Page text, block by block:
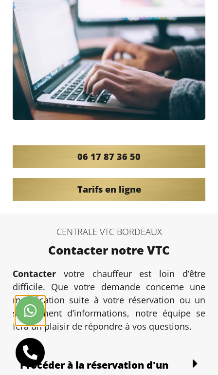
06 17 87 36 50
Tarifs en ligne
CENTRALE VTC BORDEAUX
Contacter notre VTC
Contacter votre chauffeur est loin d’être
difficile. Que votre demande concerne une
modification suite à votre réservation ou un
supplément d’informations, notre équipe se
fera un plaisir de répondre à vos questions.
Procéder à la réservation d'un